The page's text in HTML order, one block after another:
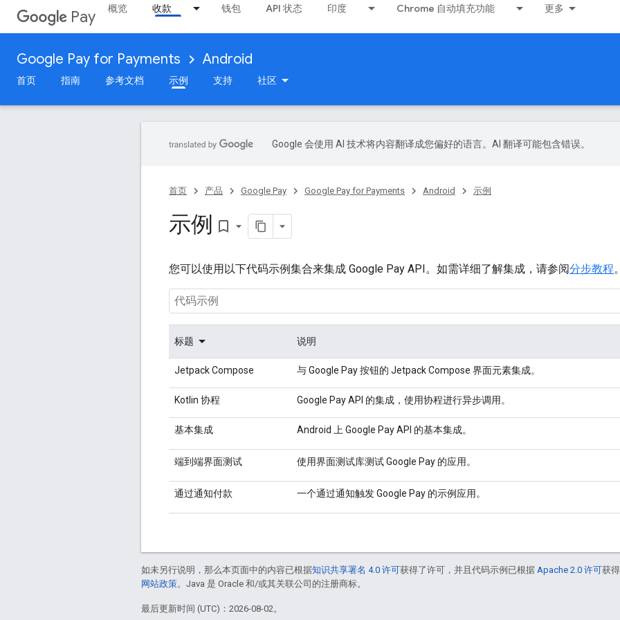
Pay 概览 收款 钱包 API 状态 印度 Chrome 自动填充功能 更多
Google Pay for Payments Android
首页 指南 参考文档 示例 支持 社区
Google 会使用 AI 技术将内容翻译成您偏好的语言。AI 翻译可能包含错误。
首页 产品 Google Pay Google Pay for Payments Android 示例
示例 bookmark_border
您可以使用以下代码示例集合来集成 Google Pay API。如需详细了解集成，请参阅分步教程
标题 说明
Jetpack Compose 与 Google Pay 按钮的 Jetpack Compose 界面元素集成。
Kotlin 协程 Google Pay API 的集成，使用协程进行异步调用。
基本集成 Android 上 Google Pay API 的基本集成。
端到端界面测试 使用界面测试库测试 Google Pay 的应用。
通过通知付款 一个通过通知触发 Google Pay 的示例应用。
如未另行说明，那么本页面中的内容已根据知识共享署名 4.0 许可获得了许可，并且代码示例已根据 Apache 2.0 许可获
网站政策。Java 是 Oracle 和/或其关联公司的注册商标。
最后更新时间 (UTC)：2026-08-02。